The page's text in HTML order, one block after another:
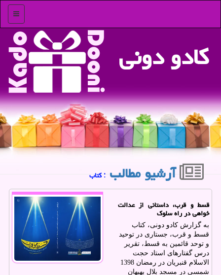
منو
كادو دونی
آرشیو مطالب : كتاب
قسط و قرب، داستانی از عدالت
خواهی در راه سلوک
به گزارش کادو دونی، کتاب
قسط و قرب، جستاری در توحید
و توحد قائمین به قسط، تقریر
درس گفتارهای استاد حجت
الاسلام قنبریان در رمضان 1398
شمسی در مسجد بلال بهبهان